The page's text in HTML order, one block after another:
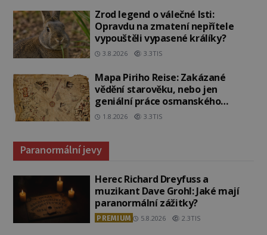
Zrod legend o válečné lsti:
Opravdu na zmatení nepřítele
vypouštěli vypasené králíky?
3.8.2026 3.3TIS
Mapa Piriho Reise: Zakázané
vědění starověku, nebo jen
geniální práce osmanského
admirála?
1.8.2026 3.3TIS
Paranormální jevy
Herec Richard Dreyfuss a
muzikant Dave Grohl: Jaké mají
paranormální zážitky?
PREMIUM 5.8.2026 2.3TIS